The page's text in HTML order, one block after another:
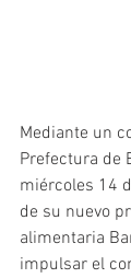
Mediante un
Prefectura de
miércoles 14
de su nuevo
alimentaria
impulsar el